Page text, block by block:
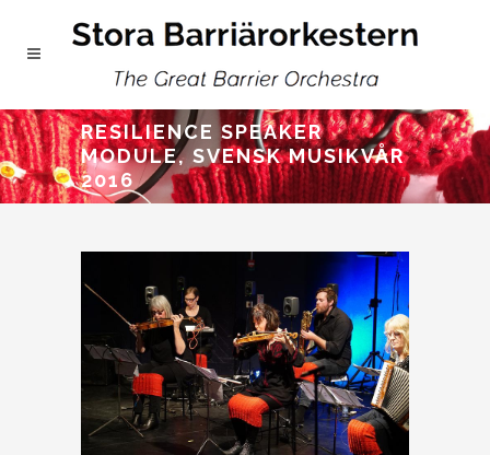
RESILIENCE SPEAKER
MODULE, SVENSK MUSIKVÅR
2016